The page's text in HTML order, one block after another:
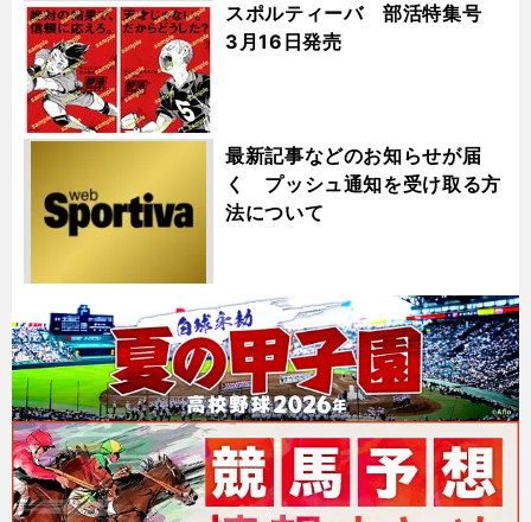
スポルティーバ 部活特集号
3月16日発売
最新記事などのお知らせが届
く プッシュ通知を受け取る方
法について